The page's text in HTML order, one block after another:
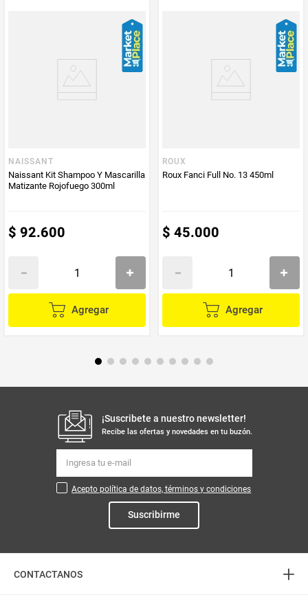
NAISSANT
Naissant Kit Shampoo Y Mascarilla
Matizante Rojofuego 300ml
$ 92.600
Agregar
ROUX
Roux Fanci Full No. 13 450ml
$ 45.000
Agregar
¡Suscribete a nuestro newsletter!
Recibe las ofertas y novedades en tu buzón.
Acepto política de datos, términos y condiciones
Suscribirme
CONTACTANOS +